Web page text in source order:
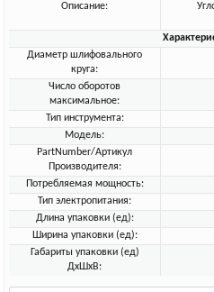
Описание:
Диаметр шлифовального
круга:
Число оборотов
максимальное:
Тип инструмента:
Модель:
PartNumber/Артикул
Производителя:
Потребляемая мощность:
Тип электропитания:
Длина упаковки (ед):
Ширина упаковки (ед):
Габариты упаковки (ед)
ДхШхВ: